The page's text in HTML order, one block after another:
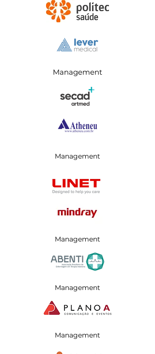
Management
Management
Management
Management
Management